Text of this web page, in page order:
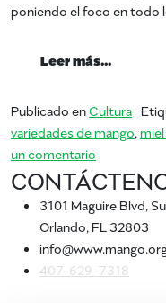
poniendo el foco en todo
Leer más…
Publicado enCultura
variedades de mango,
un comentario
3101 Maguire Blvd,
Orlando, FL 32803
407-629-7318